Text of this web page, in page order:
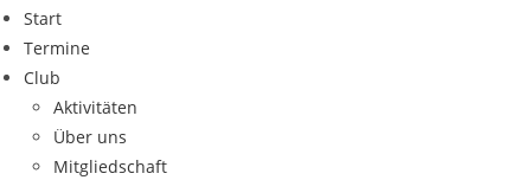
Start
Termine
Club
Aktivitäten
Über uns
Mitgliedschaft